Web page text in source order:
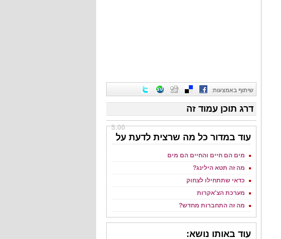
שיתוף באמצעות:
דרג תוכן עמוד זה
5.00
עוד במדור כל מה שרצית לדעת על
מים הם חיים והחיים הם מים
מה זה תטא הילינג?
כדאי שתתחילו לצחוק
מערכת הצ'אקרות
מה זה התחברות מחדש?
עוד באותו נושא: